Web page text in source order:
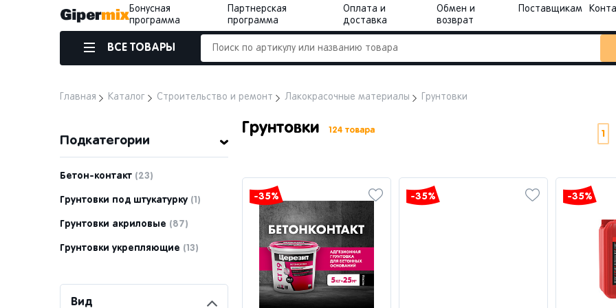
Бонусная
программа
Партнерская
программа
Оплата и
доставка
Обмен и
возврат
Поставщикам
ВСЕ ТОВАРЫ
Главная Каталог Строительство и ремонт Лакокрасочные материалы Грунтовки
Подкатегории
Бетон-контакт (23)
Грунтовки под штукатурку (1)
Грунтовки акриловые (87)
Грунтовки укрепляющие (13)
Вид
Грунтовки 124 товара 1
-35% -35% -35%